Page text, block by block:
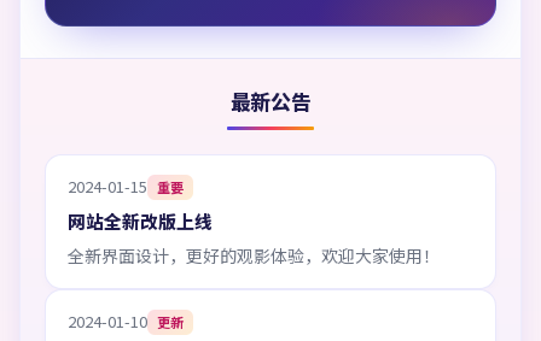
最新公告
2024-01-15 重要
网站全新改版上线
全新界面设计，更好的观影体验，欢迎大家使用！
2024-01-10 更新